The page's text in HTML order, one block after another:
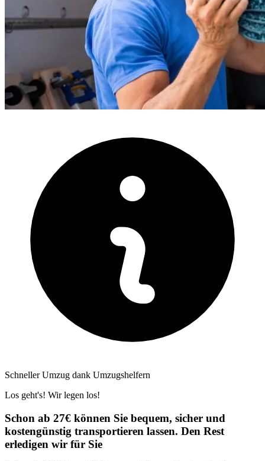
Schneller Umzug dank Umzugshelfern
Los geht's! Wir legen los!
Schon ab 27€ können Sie bequem, sicher und
kostengünstig transportieren lassen. Den Rest
erledigen wir für Sie